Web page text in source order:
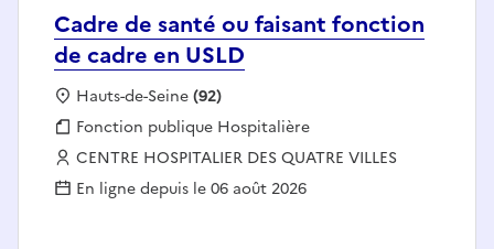
Cadre de santé ou faisant fonction
de cadre en USLD
Localisation :
Hauts-de-Seine(92)
Fonction publique :
Fonction publique Hospitalière
Employeur :
CENTRE HOSPITALIER DES QUATRE VILLES
En ligne depuis le 06 août 2026